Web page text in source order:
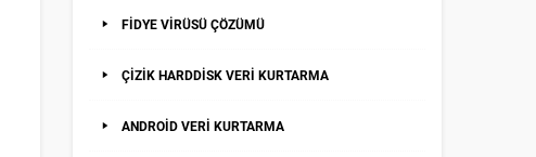
FİDYE VİRÜSÜ ÇÖZÜMÜ
ÇİZİK HARDDİSK VERİ KURTARMA
ANDROİD VERİ KURTARMA